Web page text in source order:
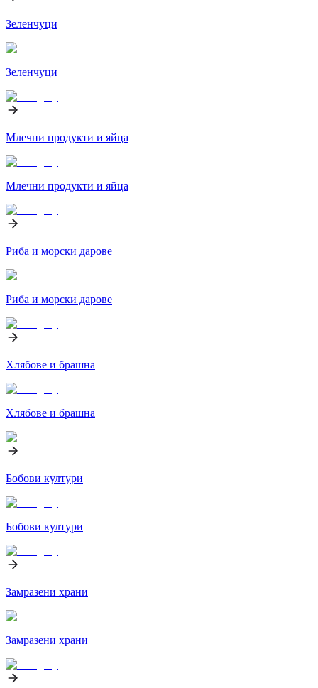
Зеленчуци
Зеленчуци
Млечни продукти и яйца
Млечни продукти и яйца
Риба и морски дарове
Риба и морски дарове
Хлябове и брашна
Хлябове и брашна
Бобови култури
Бобови култури
Замразени храни
Замразени храни